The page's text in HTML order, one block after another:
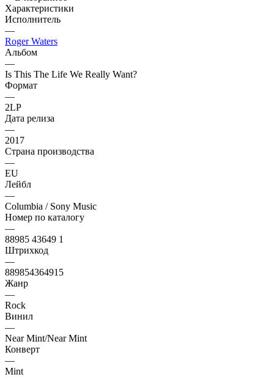
Характеристики
Исполнитель
—
Roger Waters
Альбом
—
Is This The Life We Really Want?
Формат
—
2LP
Дата релиза
—
2017
Страна производства
—
EU
Лейбл
—
Columbia / Sony Music
Номер по каталогу
—
88985 43649 1
Штрихкод
—
889854364915
Жанр
—
Rock
Винил
—
Near Mint/Near Mint
Конверт
—
Mint